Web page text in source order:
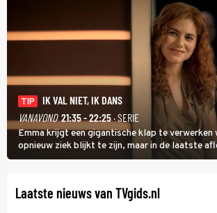
TIP
IK VAL NIET, IK DANS
VANAVOND 21:35 - 22:25· SERIE
Emma krijgt een gigantische klap te verwerken
opnieuw ziek blijkt te zijn, maar in de laatste
Ik Dans laat ze zien dat ze niet van plan is op
Laatste nieuws van TVgids.nl